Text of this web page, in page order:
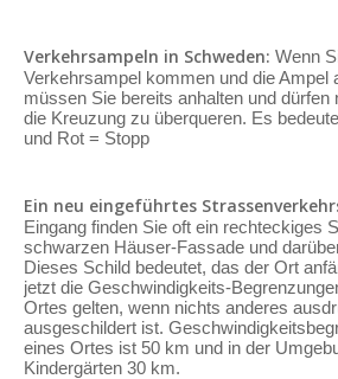
Verkehrsampeln in Schweden: Wenn
Verkehrsampel kommen und die Ampel
müssen Sie bereits anhalten und
die Kreuzung zu überqueren. Es
und Rot = Stopp
Ein neu eingeführtes
Eingang finden Sie oft ein rechteckiges
schwarzen Häuser-Fassade und
Dieses Schild bedeutet, das der Ort
jetzt die Geschwindigkeits-
Ortes gelten, wenn nichts anderes
ausgeschildert ist.
eines Ortes ist 50 km und in der
Kindergärten 30 km.